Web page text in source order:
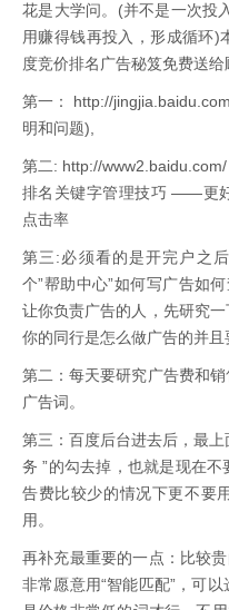
花是大学问。(并不是一次投
用赚得钱再投入，形成循环)
度竞价排名广告秘笈免费送给
第一： http://
明和问题),
第二: http://
排名关键字管理技巧 ——更
点击率
第三:必须看的是开完户之
个”帮助中心”如何写广告如
让你负责广告的人，先研究
你的同行是怎么做广告的并且
第二：每天要研究广告费和
广告词。
第三：百度后台进去后，最上
务 ”的勾去掉，也就是现在
告费比较少的情况下更不要
用。
再补充最重要的一点：比较
非常愿意用“智能匹配”，可